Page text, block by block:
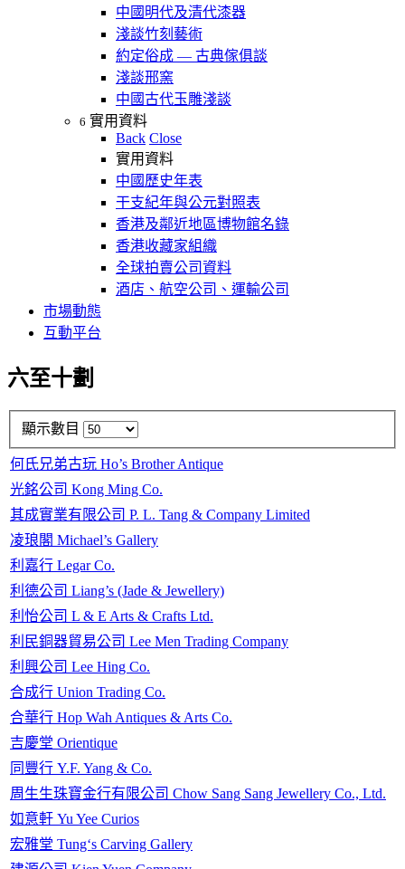
中國明代及清代漆器
淺談竹刻藝術
約定俗成 — 古典傢俱談
淺談邢窯
中國古代玉雕淺談
6 實用資料
Back Close
實用資料
中國歷史年表
干支紀年與公元對照表
香港及鄰近地區博物館名錄
香港收藏家組織
全球拍賣公司資料
酒店、航空公司、運輸公司
市場動態
互動平台
六至十劃
顯示數目
何氏兄弟古玩 Ho’s Brother Antique
光銘公司 Kong Ming Co.
其成實業有限公司 P. L. Tang & Company Limited
凌琅閣 Michael’s Gallery
利嘉行 Legar Co.
利德公司 Liang’s (Jade & Jewellery)
利怡公司 L & E Arts & Crafts Ltd.
利民銅器貿易公司 Lee Men Trading Company
利興公司 Lee Hing Co.
合成行 Union Trading Co.
合華行 Hop Wah Antiques & Arts Co.
吉慶堂 Orientique
同豐行 Y.F. Yang & Co.
周生生珠寶金行有限公司 Chow Sang Sang Jewellery Co., Ltd.
如意軒 Yu Yee Curios
宏雅堂 Tung‘s Carving Gallery